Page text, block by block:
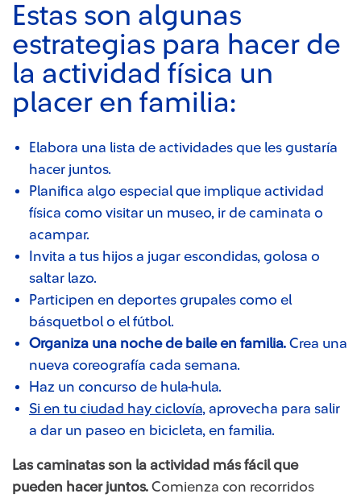
Estas son algunas
estrategias para hacer de
la actividad física un
placer en familia:
Elabora una lista de actividades que les gustaría
hacer juntos.
Planifica algo especial que implique actividad
física como visitar un museo, ir de caminata o
acampar.
Invita a tus hijos a jugar escondidas, golosa o
saltar lazo.
Participen en deportes grupales como el
básquetbol o el fútbol.
Organiza una noche de baile en familia. Crea una
nueva coreografía cada semana.
Haz un concurso de hula-hula.
Si en tu ciudad hay ciclovía , aprovecha para salir
a dar un paseo en bicicleta, en familia.
Las caminatas son la actividad más fácil que
pueden hacer juntos. Comienza con recorridos